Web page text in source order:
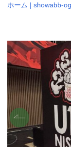
ホーム | showabb-